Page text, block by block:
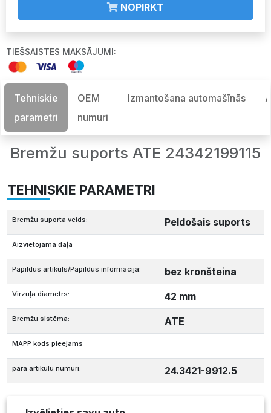
NOPIRKT
TIEŠSAISTES MAKSĀJUMI:
Tehniskie
parametri
OEM
numuri
Izmantošana automašīnās
Bremžu suports ATE 24342199115
TEHNISKIE PARAMETRI
Bremžu suporta veids: Peldošais suports
Aizvietojamā daļa
Papildus artikuls/Papildus informācija: bez kronšteina
Virzuļa diametrs: 42 mm
Bremžu sistēma: ATE
MAPP kods pieejams
pāra artikulu numuri: 24.3421-9912.5